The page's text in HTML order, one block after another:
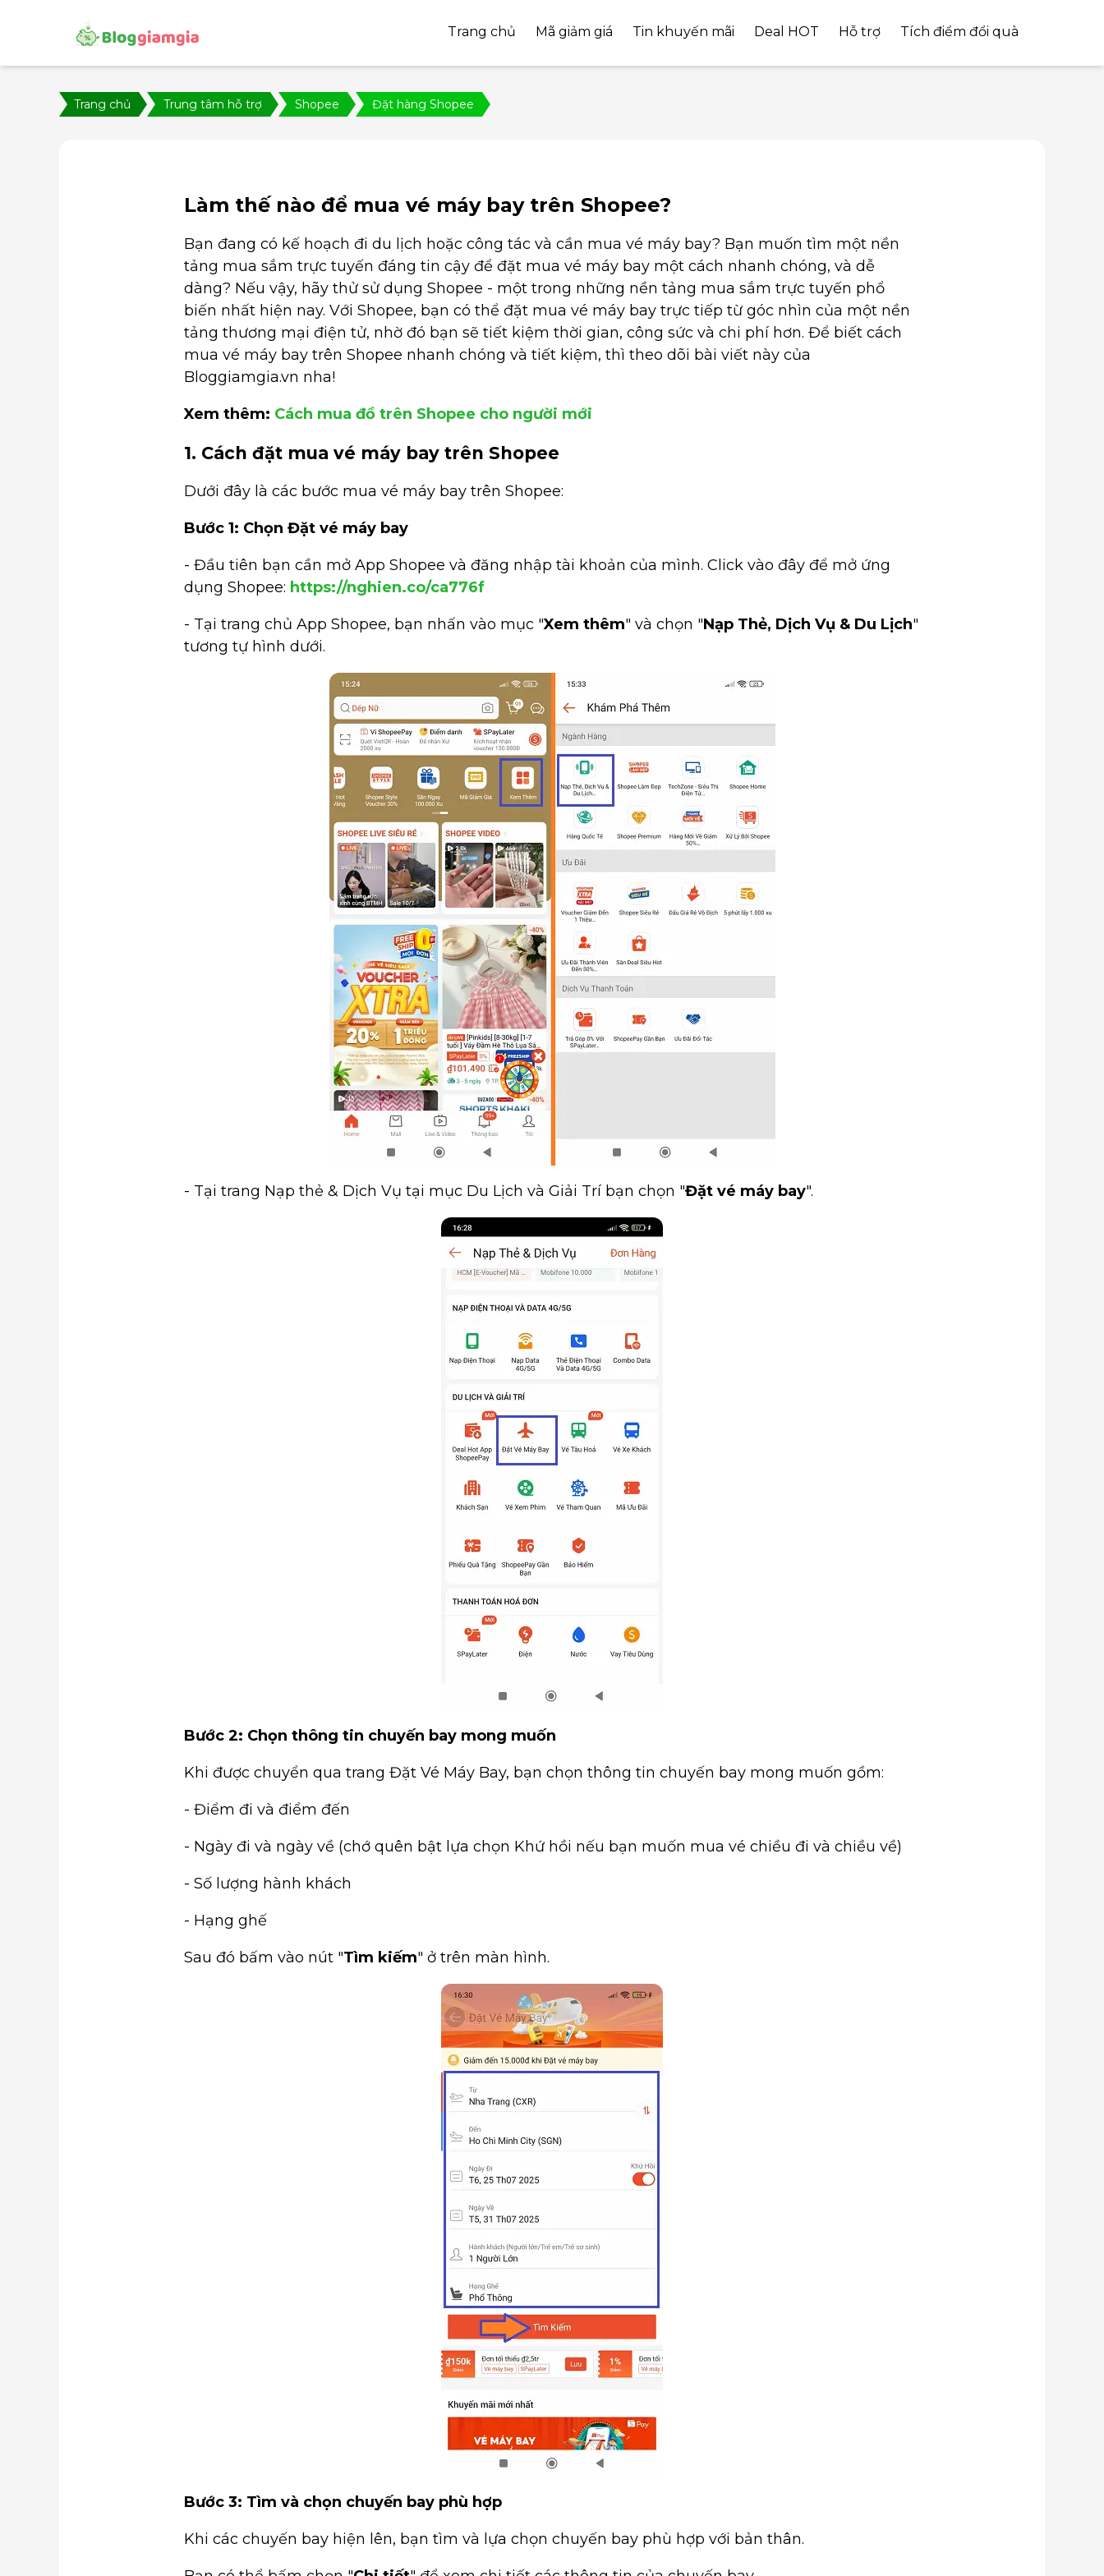
Trang chủ Mã giảm giá Tin khuyến mãi Deal HOT Hỗ trợ Tích điểm đổi quà
Trang chủ Trung tâm hỗ trợ Shopee Đặt hàng Shopee
Làm thế nào để mua vé máy bay trên Shopee?
Bạn đang có kế hoạch đi du lịch hoặc công tác và cần mua vé máy bay? Bạn muốn tìm một nền
tảng mua sắm trực tuyến đáng tin cậy để đặt mua vé máy bay một cách nhanh chóng, và dễ
dàng? Nếu vậy, hãy thử sử dụng Shopee - một trong những nền tảng mua sắm trực tuyến phổ
biến nhất hiện nay. Với Shopee, bạn có thể đặt mua vé máy bay trực tiếp từ góc nhìn của một nền
tảng thương mại điện tử, nhờ đó bạn sẽ tiết kiệm thời gian, công sức và chi phí hơn. Để biết cách
mua vé máy bay trên Shopee nhanh chóng và tiết kiệm, thì theo dõi bài viết này của
Bloggiamgia.vn nha!
Xem thêm: Cách mua đồ trên Shopee cho người mới
1. Cách đặt mua vé máy bay trên Shopee
Dưới đây là các bước mua vé máy bay trên Shopee:
Bước 1: Chọn Đặt vé máy bay
- Đầu tiên bạn cần mở App Shopee và đăng nhập tài khoản của mình. Click vào đây để mở ứng
dụng Shopee: https://nghien.co/ca776f
- Tại trang chủ App Shopee, bạn nhấn vào mục "Xem thêm" và chọn "Nạp Thẻ, Dịch Vụ & Du Lịch"
tương tự hình dưới.
- Tại trang Nạp thẻ & Dịch Vụ tại mục Du Lịch và Giải Trí bạn chọn "Đặt vé máy bay".
Bước 2: Chọn thông tin chuyến bay mong muốn
Khi được chuyển qua trang Đặt Vé Máy Bay, bạn chọn thông tin chuyến bay mong muốn gồm:
- Điểm đi và điểm đến
- Ngày đi và ngày về (chớ quên bật lựa chọn Khứ hồi nếu bạn muốn mua vé chiều đi và chiều về)
- Số lượng hành khách
- Hạng ghế
Sau đó bấm vào nút "Tìm kiếm" ở trên màn hình.
Bước 3: Tìm và chọn chuyến bay phù hợp
Khi các chuyến bay hiện lên, bạn tìm và lựa chọn chuyến bay phù hợp với bản thân.